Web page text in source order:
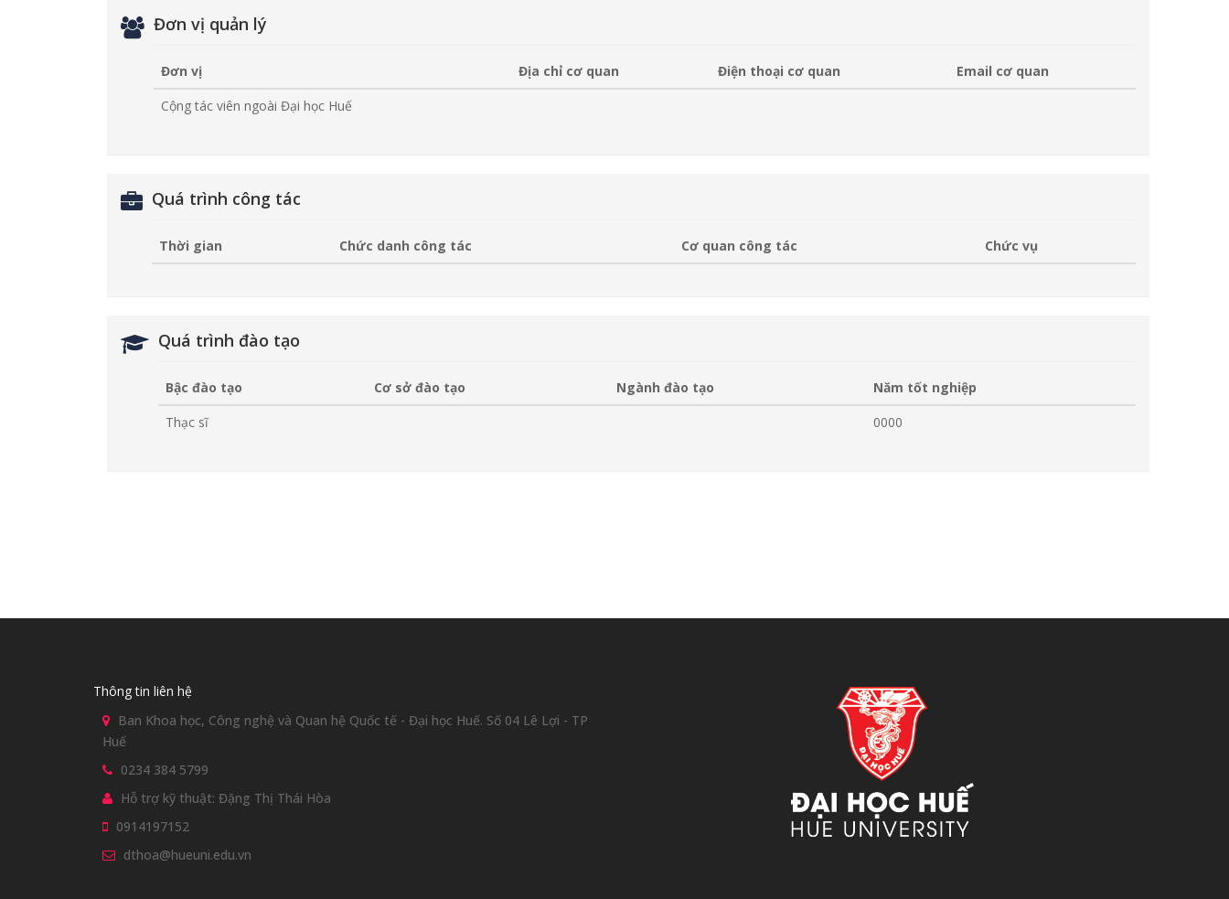
Đơn vị quản lý
Đơn vị Địa chỉ cơ quan Điện thoại cơ quan
Email cơ quan
Cộng tác viên ngoài Đại học Huế
Quá trình công tác
Thời gian Chức danh công tác Cơ quan công tác Chức vụ
Quá trình đào tạo
Bậc đào tạo Cơ sở đào tạo Ngành đào tạo
Năm tốt nghiệp
Thạc sĩ
0000
Thông tin liên hệ
Ban Khoa học, Công nghệ và Quan hệ Quốc tế - Đại học Huế. Số 04 Lê Lợi - TP
Huế
0234 384 5799
Hỗ trợ kỹ thuật: Đặng Thị Thái Hòa
0914197152
dthoa@hueuni.edu.vn